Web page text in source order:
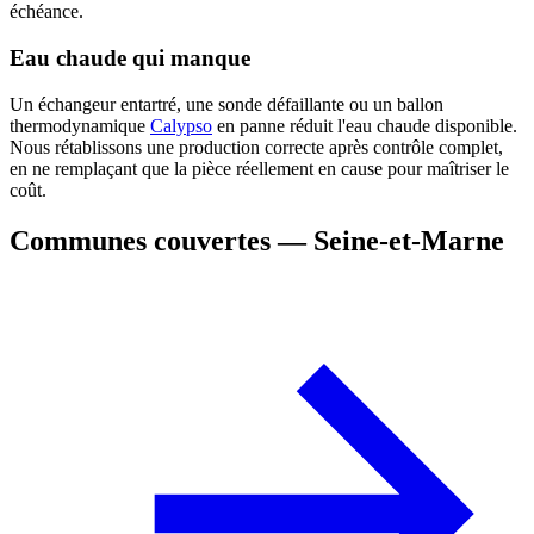
échéance.
Eau chaude qui manque
Un échangeur entartré, une sonde défaillante ou un ballon
thermodynamique Calypso en panne réduit l'eau chaude disponible.
Nous rétablissons une production correcte après contrôle complet,
en ne remplaçant que la pièce réellement en cause pour maîtriser le
coût.
Communes couvertes — Seine-et-Marne